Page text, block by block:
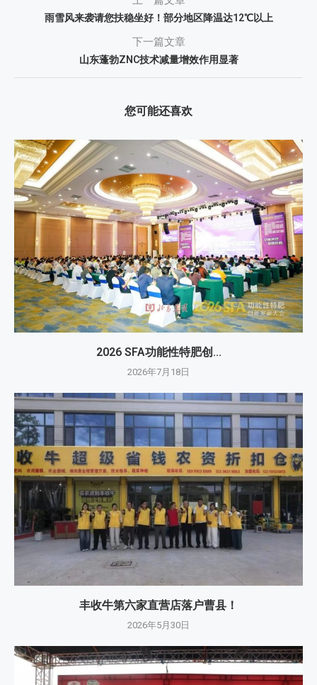
雨雪风来袭请您扶稳坐好！部分地区降温达12℃以上
下一篇文章
山东蓬勃ZNC技术减量增效作用显著
您可能还喜欢
2026 SFA功能性特肥创...
2026年7月18日
丰收牛第六家直营店落户曹县！
2026年5月30日